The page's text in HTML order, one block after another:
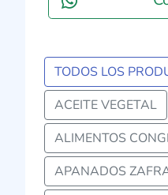
TODOS LOS
ACEITE VEGETAL
ALIMENTOS
APANADOS